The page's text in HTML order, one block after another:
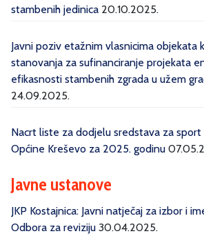
stambenih jedinica 20.10.2025.
Javni poziv etažnim vlasnicima objekata
stanovanja za sufinanciranje projekata
efikasnosti stambenih zgrada u užem
24.09.2025.
Nacrt liste za dodjelu sredstava za sport
Općine Kreševo za 2025. godinu
Javne ustanove
JKP Kostajnica: Javni natječaj za izbor i
Odbora za reviziju 30.04.2025.